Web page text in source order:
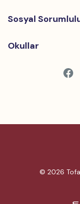
Sosyal
Okullar
© 2026